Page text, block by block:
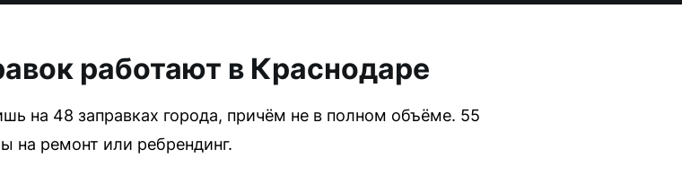
работают в Краснодаре
на 48 заправках города, причём не в полном объёме. 55
на ремонт или ребрендинг.